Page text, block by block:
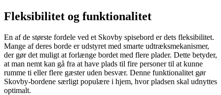
Fleksibilitet og funktionalitet
En af de største fordele ved et Skovby spisebord er dets fleksibilitet.
Mange af deres borde er udstyret med smarte udtræksmekanismer,
der gør det muligt at forlænge bordet med flere plader. Dette betyder,
at man nemt kan gå fra at have plads til fire personer til at kunne
rumme ti eller flere gæster uden besvær. Denne funktionalitet gør
Skovby-bordene særligt populære i hjem, hvor pladsen skal udnyttes
optimalt.